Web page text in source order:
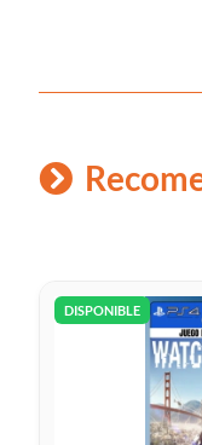
DISPONIBLE